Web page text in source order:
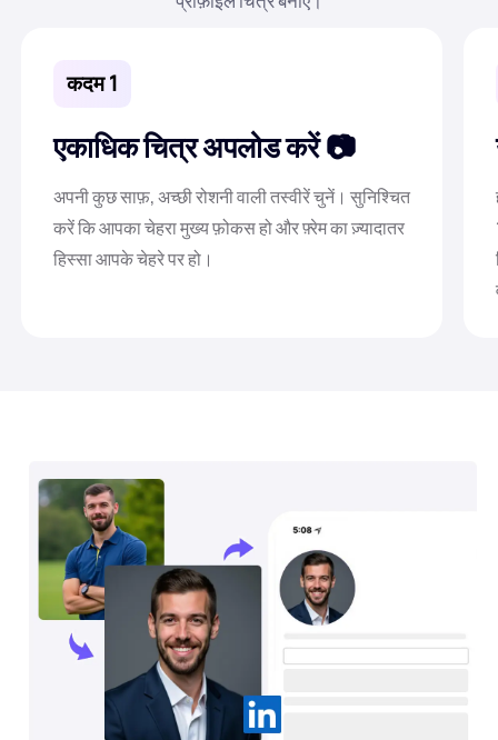
कदम 1
एकाधिक चित्र अपलोड करें
अपनी कुछ साफ़, अच्छी रोशनी वाली तस्वीरें चुनें। सुनिश्चित
करें कि आपका चेहरा मुख्य फ़ोकस हो और फ़्रेम का ज़्यादातर
हिस्सा आपके चेहरे पर हो।